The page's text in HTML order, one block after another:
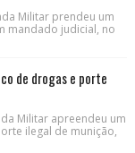
Militar prendeu um
mandado judicial, no
de drogas e porte
Militar apreendeu um
ilegal de munição,